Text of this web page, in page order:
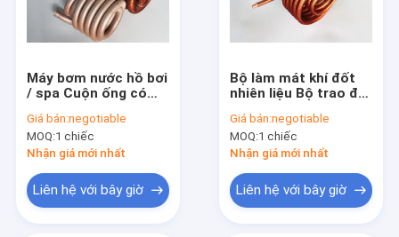
Máy bơm nước hồ bơi
/ spa Cuộn ống có
thành cuộn Cuộn vây
Giá bán:negotiable
MOQ:1 chiếc
Nhận giá mới nhất
Liên hệ với bây giờ
Bộ làm mát khí đốt
nhiên liệu Bộ trao đổi
/ Cuộn dây ống vây
Giá bán:negotiable
MOQ:1 chiếc
Nhận giá mới nhất
Liên hệ với bây giờ